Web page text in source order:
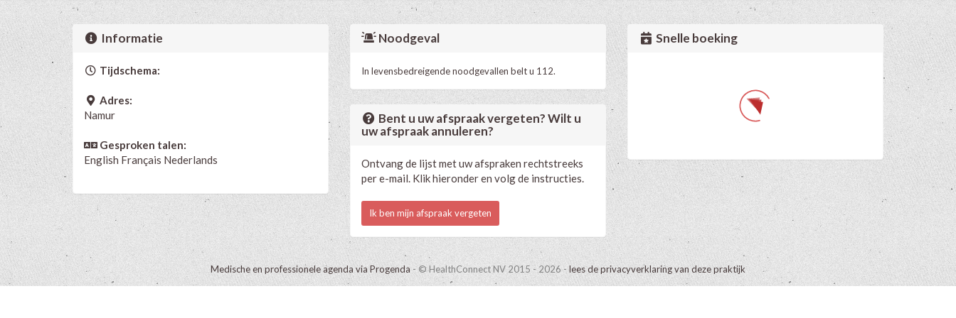
Informatie
Tijdschema:
Adres:
Namur
Gesproken talen:
English Français Nederlands
Noodgeval
In levensbedreigende noodgevallen belt u 112.
Bent u uw afspraak vergeten? Wilt u
uw afspraak annuleren?
Ontvang de lijst met uw afspraken rechtstreeks
per e-mail. Klik hieronder en volg de instructies.
Ik ben mijn afspraak vergeten
Snelle boeking
Medische en professionele agenda via Progenda - © HealthConnect NV 2015 - 2026 -lees de privacyverklaring van deze praktijk